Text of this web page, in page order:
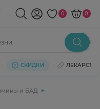
0 0
СКИДКИ ЛЕКАРСТВА
и БАД